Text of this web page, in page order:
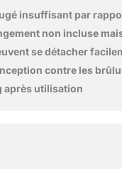
insuffisant par
non incluse
se détacher
contre les
après utilisation